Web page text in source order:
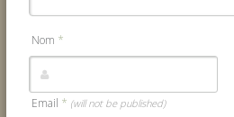
Nom *
Email * (will not be published)